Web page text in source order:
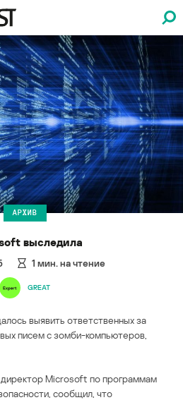
АРХИВ
выследила
1 мин. на чтение
GREAT
выявить ответственных за
писем с зомби-компьютеров,
Microsoft по программам
сообщил, что